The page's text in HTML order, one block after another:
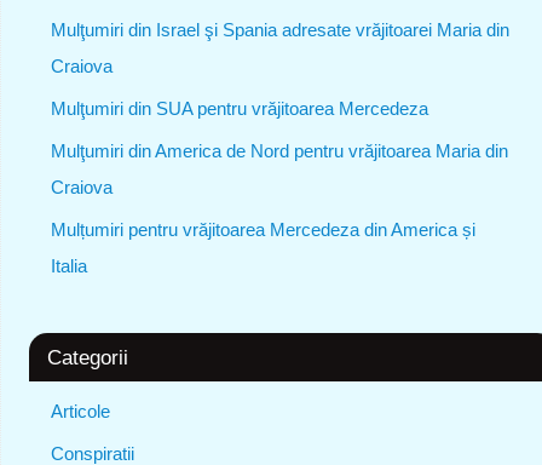
Mulţumiri din Israel şi Spania adresate vrăjitoarei Maria din
Craiova
Mulţumiri din SUA pentru vrăjitoarea Mercedeza
Mulţumiri din America de Nord pentru vrăjitoarea Maria din
Craiova
Mulțumiri pentru vrăjitoarea Mercedeza din America și
Italia
Categorii
Articole
Conspiratii